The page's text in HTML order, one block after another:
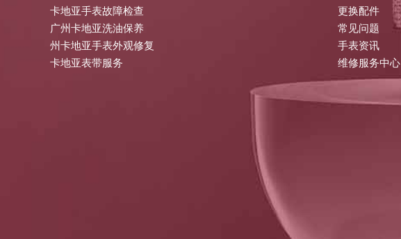
卡地亚手表故障检查
广州卡地亚洗油保养
州卡地亚手表外观修复
卡地亚表带服务
更换配件
常见问题
手表资讯
维修服务中心